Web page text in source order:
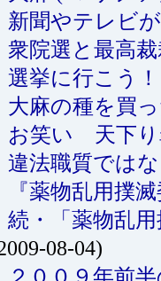
新聞やテレビ
衆院選と最高
選挙に行こう
大麻の種を買
お笑い 天下り
違法職質では
『薬物乱用撲
続・「薬物乱
08-04)